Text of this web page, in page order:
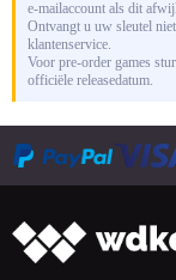
e-mailaccount als dit
Ontvangt u uw sleutel
klantenservice.
Voor pre-order games
officiële releasedatum.